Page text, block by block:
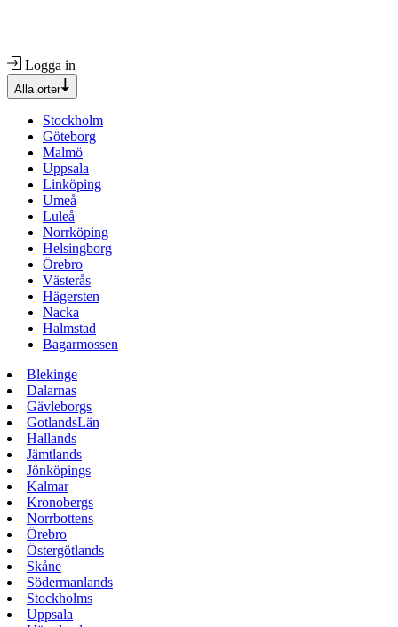
Logga in
Alla orter
Stockholm
Göteborg
Malmö
Uppsala
Linköping
Umeå
Luleå
Norrköping
Helsingborg
Örebro
Västerås
Hägersten
Nacka
Halmstad
Bagarmossen
Blekinge
Dalarnas
Gävleborgs
GotlandsLän
Hallands
Jämtlands
Jönköpings
Kalmar
Kronobergs
Norrbottens
Örebro
Östergötlands
Skåne
Södermanlands
Stockholms
Uppsala